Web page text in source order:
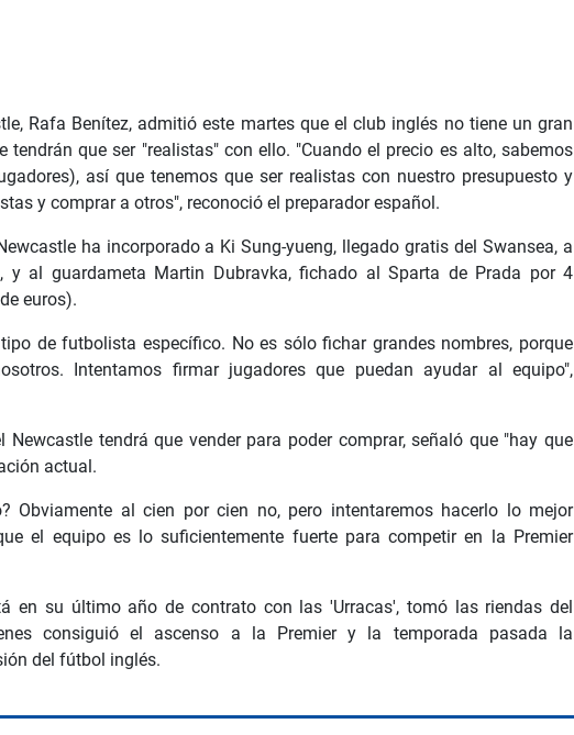
Rafa Benítez, admitió este martes que el club inglés no tiene un gran
tendrán que ser "realistas" con ello. "Cuando el precio es alto, sabemos
así que tenemos que ser realistas con nuestro presupuesto y
y comprar a otros", reconoció el preparador español.
ha incorporado a Ki Sung-yueng, llegado gratis del Swansea, a
y al guardameta Martin Dubravka, fichado al Sparta de Prada por 4
euros).
de futbolista específico. No es sólo fichar grandes nombres, porque
Intentamos firmar jugadores que puedan ayudar al equipo",
Newcastle tendrá que vender para poder comprar, señaló que "hay que
actual.
Obviamente al cien por cien no, pero intentaremos hacerlo lo mejor
el equipo es lo suficientemente fuerte para competir en la Premier
en su último año de contrato con las 'Urracas', tomó las riendas del
consiguió el ascenso a la Premier y la temporada pasada la
del fútbol inglés.